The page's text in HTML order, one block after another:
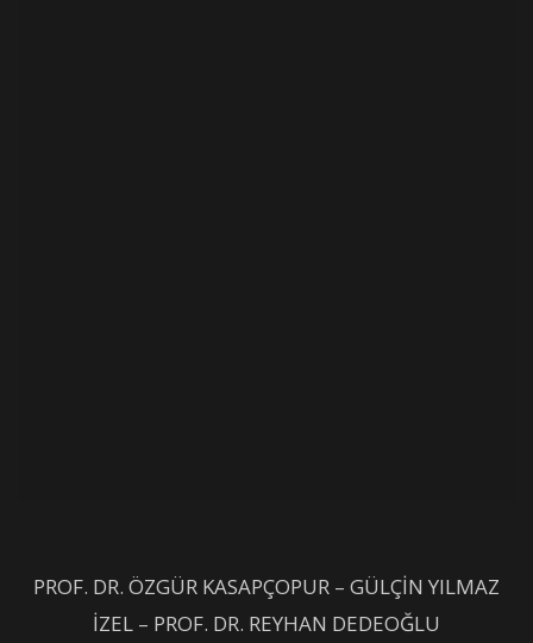
PROF. DR. ÖZGÜR KASAPÇOPUR – GÜLÇİN YILMAZ
İZEL – PROF. DR. REYHAN DEDEOĞLU